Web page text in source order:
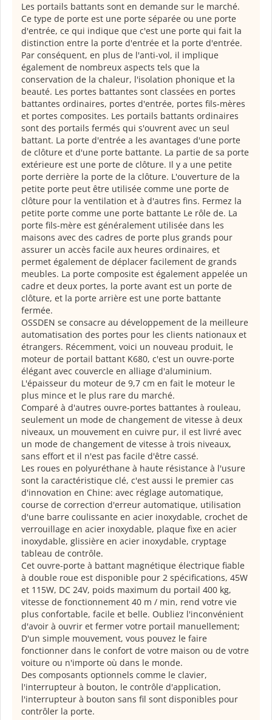
Les portails battants sont en demande sur le marché.
Ce type de porte est une porte séparée ou une porte
d'entrée, ce qui indique que c'est une porte qui fait la
distinction entre la porte d'entrée et la porte d'entrée.
Par conséquent, en plus de l'anti-vol, il implique
également de nombreux aspects tels que la
conservation de la chaleur, l'isolation phonique et la
beauté. Les portes battantes sont classées en portes
battantes ordinaires, portes d'entrée, portes fils-mères
et portes composites. Les portails battants ordinaires
sont des portails fermés qui s'ouvrent avec un seul
battant. La porte d'entrée a les avantages d'une porte
de clôture et d'une porte battante. La partie de sa porte
extérieure est une porte de clôture. Il y a une petite
porte derrière la porte de la clôture. L'ouverture de la
petite porte peut être utilisée comme une porte de
clôture pour la ventilation et à d'autres fins. Fermez la
petite porte comme une porte battante Le rôle de. La
porte fils-mère est généralement utilisée dans les
maisons avec des cadres de porte plus grands pour
assurer un accès facile aux heures ordinaires, et
permet également de déplacer facilement de grands
meubles. La porte composite est également appelée un
cadre et deux portes, la porte avant est un porte de
clôture, et la porte arrière est une porte battante
fermée.
OSSDEN se consacre au développement de la meilleure
automatisation des portes pour les clients nationaux et
étrangers. Récemment, voici un nouveau produit, le
moteur de portail battant K680, c'est un ouvre-porte
élégant avec couvercle en alliage d'aluminium.
L'épaisseur du moteur de 9,7 cm en fait le moteur le
plus mince et le plus rare du marché.
Comparé à d'autres ouvre-portes battantes à rouleau,
seulement un mode de changement de vitesse à deux
niveaux, un mouvement en cuivre pur, il est livré avec
un mode de changement de vitesse à trois niveaux,
sans effort et il n'est pas facile d'être cassé.
Les roues en polyuréthane à haute résistance à l'usure
sont la caractéristique clé, c'est aussi le premier cas
d'innovation en Chine: avec réglage automatique,
course de correction d'erreur automatique, utilisation
d'une barre coulissante en acier inoxydable, crochet de
verrouillage en acier inoxydable, plaque fixe en acier
inoxydable, glissière en acier inoxydable, cryptage
tableau de contrôle.
Cet ouvre-porte à battant magnétique électrique fiable
à double roue est disponible pour 2 spécifications, 45W
et 115W, DC 24V, poids maximum du portail 400 kg,
vitesse de fonctionnement 40 m / min, rend votre vie
plus confortable, facile et belle. Oubliez l'inconvénient
d'avoir à ouvrir et fermer votre portail manuellement;
D'un simple mouvement, vous pouvez le faire
fonctionner dans le confort de votre maison ou de votre
voiture ou n'importe où dans le monde.
Des composants optionnels comme le clavier,
l'interrupteur à bouton, le contrôle d'application,
l'interrupteur à bouton sans fil sont disponibles pour
contrôler la porte.